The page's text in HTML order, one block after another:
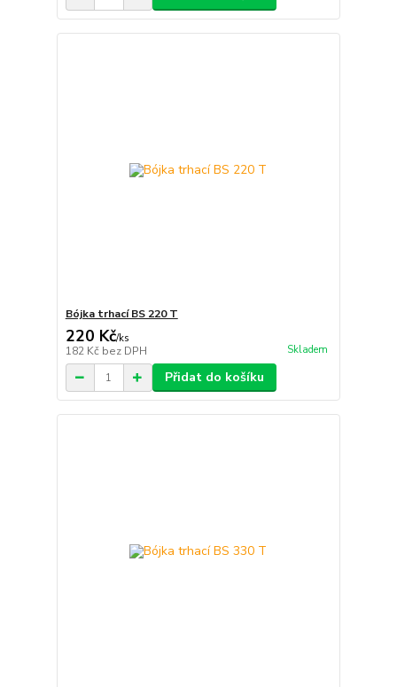
Bójka trhací BS 220 T
220 Kč/ks
182 Kč bez DPH Skladem
Přidat do košíku